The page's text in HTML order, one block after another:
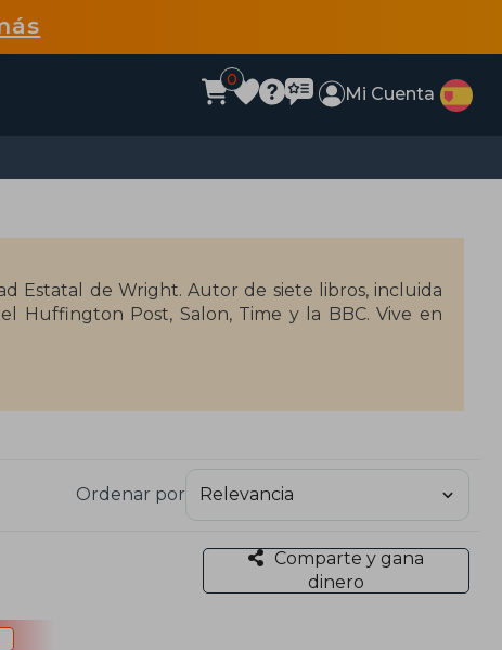
0
Mi Cuenta
Estatal de Wright. Autor de siete libros, incluida
Huffington Post, Salon, Time y la BBC. Vive en
Ordenar por
Comparte y gana
dinero